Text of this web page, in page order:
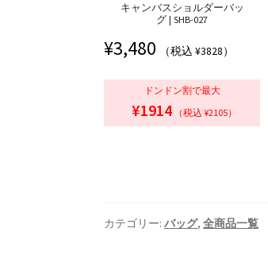
キャンバスショルダーバッ
グ | SHB-027
¥3,480 （税込 ¥3828）
ドンドン割で最大
¥1914 （税込 ¥2105）
カテゴリー: バッグ, 全商品一覧